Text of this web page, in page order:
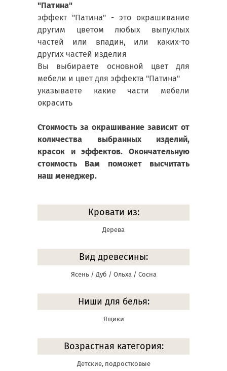
"Патина"
эффект "Патина" - это окрашивание
другим цветом любых выпуклых
частей или впадин, или каких-то
других частей изделия
Вы выбираете основной цвет для
мебели и цвет для эффекта "Патина"
указываете какие части мебели
окрасить
Стоимость за окрашивание зависит от
количества выбранных изделий,
красок и эффектов. Окончательную
стоимость Вам поможет высчитать
наш менеджер.
Кровати из:
Дерева
Вид древесины:
Ясень / Дуб / Ольха / Сосна
Ниши для белья:
Ящики
Возрастная категория:
Детские, подростковые